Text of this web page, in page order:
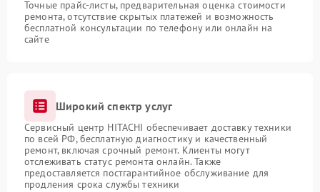
Точные прайс-листы, предварительная оценка стоимости
ремонта, отсутствие скрытых платежей и возможность
бесплатной консультации по телефону или онлайн на
сайте
Широкий спектр услуг
Сервисный центр HITACHI обеспечивает доставку техники
по всей РФ, бесплатную диагностику и качественный
ремонт, включая срочный ремонт. Клиенты могут
отслеживать статус ремонта онлайн. Также
предоставляется постгарантийное обслуживание для
продления срока службы техники